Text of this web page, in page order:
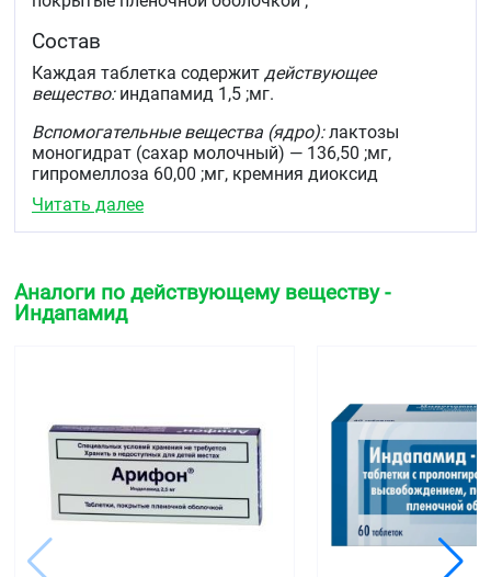
Состав
Каждая таблетка содержит действующее
вещество:индапамид 1,5 ;мг.
Вспомогательные вещества (ядро):лактозы
моногидрат (сахар молочный) — 136,50 ;мг,
гипромеллоза 60,00 ;мг, кремния диоксид
коллоидный — 1,00 ;мг, магния стеарат — 1,00 ;мг.
Вспомогательные вещества (оболочка):
Описание
Фармакотерапевтическая группа
Диуретическое средство
C03BA11
Фармакологические свойства
Читать далее
Аналоги по действующему веществу -
Индапамид